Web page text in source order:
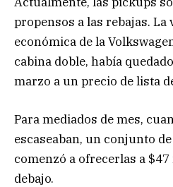
propensos a las rebajas. La
económica de la
cabina doble, había
marzo a un precio de lista
Para mediados de mes,
escaseaban, un conjunto
comenzó a ofrecerlas a
debajo.